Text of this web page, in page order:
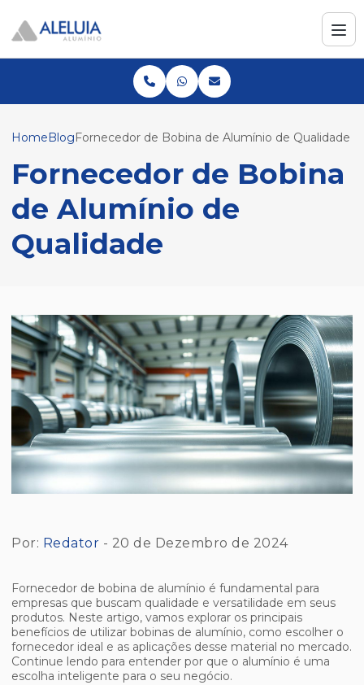
HomeBlogFornecedor de Bobina de Alumínio de Qualidade
Fornecedor de Bobina
de Alumínio de
Qualidade
Por: Redator - 20 de Dezembro de 2024
Fornecedor de bobina de alumínio é fundamental para
empresas que buscam qualidade e versatilidade em seus
produtos. Neste artigo, vamos explorar os principais
benefícios de utilizar bobinas de alumínio, como escolher o
fornecedor ideal e as aplicações desse material no mercado.
Continue lendo para entender por que o alumínio é uma
escolha inteligente para o seu negócio.